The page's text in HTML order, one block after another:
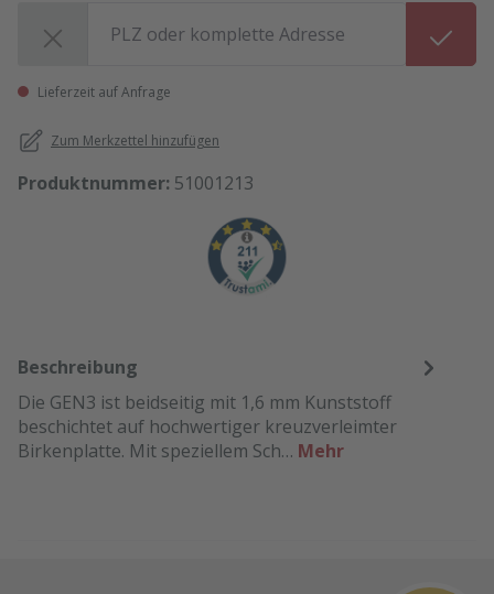
Lieferzeit auf Anfrage
Zum Merkzettel hinzufügen
Produktnummer: 51001213
Beschreibung
Die GEN3 ist beidseitig mit 1,6 mm Kunststoff
beschichtet auf hochwertiger kreuzverleimter
Birkenplatte. Mit speziellem Sch… Mehr